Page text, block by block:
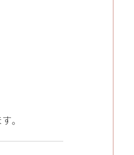
。